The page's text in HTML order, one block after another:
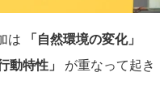
は
「自然環境の変化」
動特性」
が重なって起き